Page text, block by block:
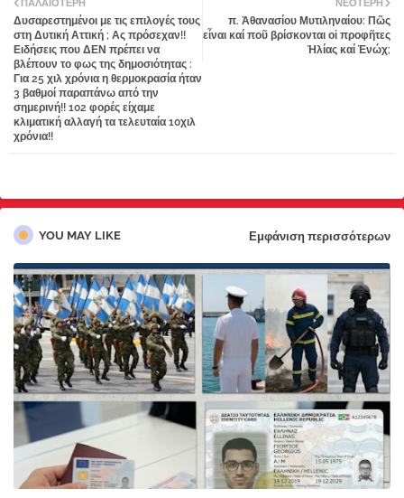
tter atsa
ΝΕΌΤΕΡΗ
π. Ἀθανασίου Μυτιληναίου: Πῶς
εἶναι καί ποῦ βρίσκονται οἱ προφῆτες
Ἠλίας καί Ἐνώχ;
ΠΑΛΑΙΌΤΕΡΗ
Δυσαρεστημένοι με τις επιλογές τους
στη Δυτική Αττική ; Ας πρόσεχαν!!
Ειδήσεις που ΔΕΝ πρέπει να
βλέπουν το φως της δημοσιότητας :
Για 25 χιλ χρόνια η θερμοκρασία ήταν
3 βαθμοί παραπάνω από την
σημερινή!! 102 φορές είχαμε
κλιματική αλλαγή τα τελευταία 10χιλ
χρόνια!!
YOU MAY LIKE Εμφάνιση περισσότερων